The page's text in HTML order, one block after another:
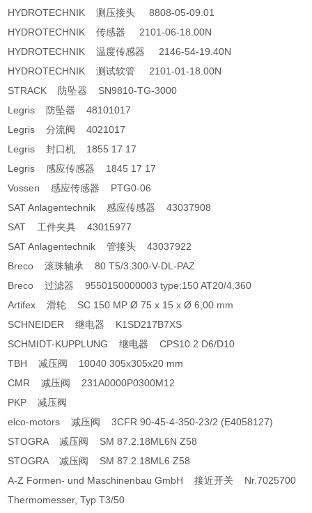
HYDROTECHNIK 测压接头 8808-05-09.01
HYDROTECHNIK 传感器 2101-06-18.00N
HYDROTECHNIK 温度传感器 2146-54-19.40N
HYDROTECHNIK 测试软管 2101-01-18.00N
STRACK 防坠器 SN9810-TG-3000
Legris 防坠器 48101017
Legris 分流阀 4021017
Legris 封口机 1855 17 17
Legris 感应传感器 1845 17 17
Vossen 感应传感器 PTG0-06
SAT Anlagentechnik 感应传感器 43037908
SAT 工件夹具 43015977
SAT Anlagentechnik 管接头 43037922
Breco 滚珠轴承 80 T5/3.300-V-DL-PAZ
Breco 过滤器 9550150000003 type:150 AT20/4.360
Artifex 滑轮 SC 150 MP Ø 75 x 15 x Ø 6,00 mm
SCHNEIDER 继电器 K1SD217B7XS
SCHMIDT-KUPPLUNG 继电器 CPS10.2 D6/D10
TBH 减压阀 10040 305x305x20 mm
CMR 减压阀 231A0000P0300M12
PKP 减压阀
elco-motors 减压阀 3CFR 90-45-4-350-23/2 (E4058127)
STOGRA 减压阀 SM 87.2.18ML6N Z58
STOGRA 减压阀 SM 87.2.18ML6 Z58
A-Z Formen- und Maschinenbau GmbH 接近开关 Nr.7025700
Thermomesser, Typ T3/50